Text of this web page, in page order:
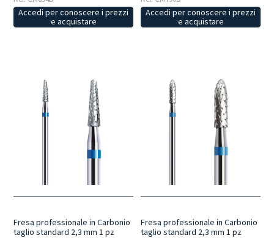
Accedi per conoscere i prezzi
e acquistare
Accedi per conoscere i prezzi
e acquistare
Fresa professionale in Carbonio
taglio standard 2,3 mm 1 pz
Fresa professionale in Carbonio
taglio standard 2,3 mm 1 pz